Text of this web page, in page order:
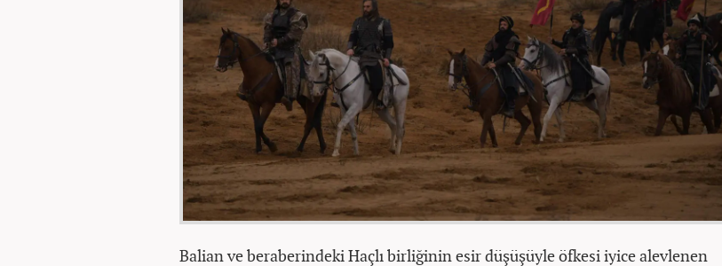
Balian ve beraberindeki Haçlı birliğinin esir düşüşüyle öfkesi iyice alevlenen